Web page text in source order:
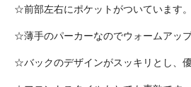
☆前部左右にポケットがついています。
☆薄手のパーカーなのでウォームアップ
☆バックのデザインがスッキリとし、優